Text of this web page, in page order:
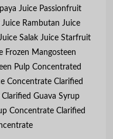
Juice Passionfruit
Juice Rambutan Juice
Salak Juice Starfruit
Frozen Mangosteen
Pulp Concentrated
Concentrate Clarified
Guava Syrup
Concentrate Clarified